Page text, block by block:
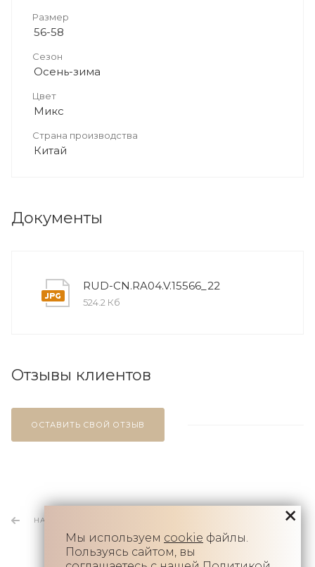
Размер
56-58
Сезон
Осень-зима
Цвет
Микс
Страна производства
Китай
Документы
RUD-CN.RA04.V.15566_22
524.2 Кб
Отзывы клиентов
ОСТАВИТЬ СВОЙ ОТЗЫВ
НАЗАД К СПИСКУ
Мы используем cookie файлы.
Пользуясь сайтом, вы